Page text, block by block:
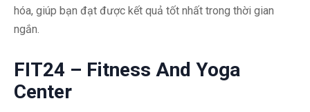
hóa, giúp bạn đạt được kết quả tốt nhất trong thời gian
ngắn.
FIT24 – Fitness And Yoga
Center